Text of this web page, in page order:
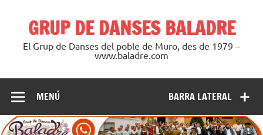
contenidoGRUP DE DANSES BALADRE
El Grup de Danses del poble de Muro, des de 1979 –
www.baladre.com
BARRA LATERAL
MENÚ